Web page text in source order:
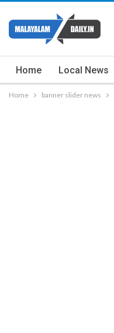
Home Local News
Home banner slider news